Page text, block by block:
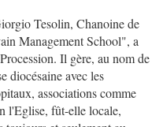
Tesolin, Chanoine de
Management School", a
Il gère, au nom de
diocésaine avec les
associations comme
l'Eglise, fût-elle locale,